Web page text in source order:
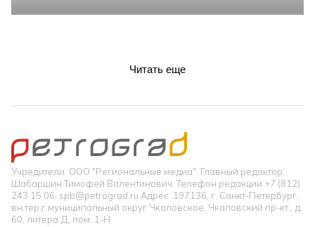
Читать еще
Учредители: ООО "Региональные медиа". Главный редактор:
Шабаршин Тимофей Валентинович. Телефон редакции +7 (812)
243 15 06, spb@petrograd.ru Адрес: 197136, г. Санкт-Петербург,
вн.тер.г.муниципальный округ Чкаловское, Чкаловский пр-кт., д.
60, литера Д, пом. 1-Н